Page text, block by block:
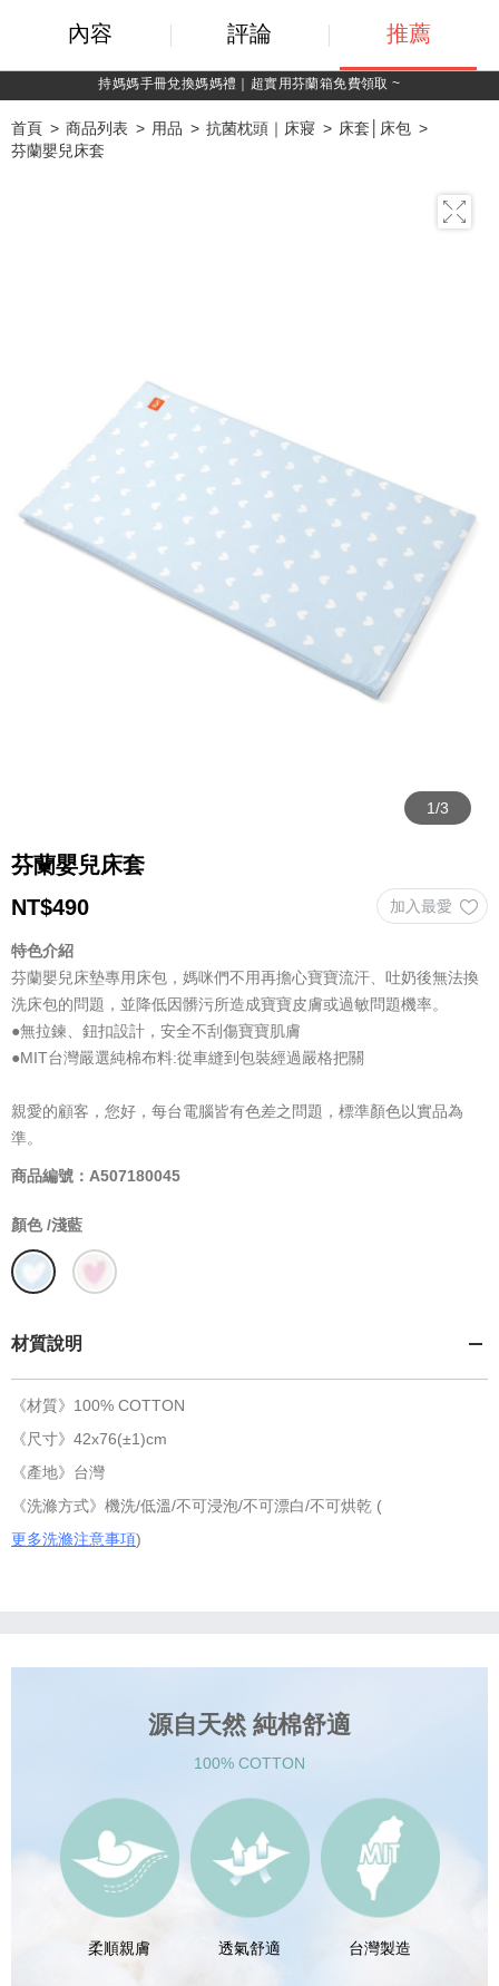
｜超實用芬蘭箱免費領取 ~
首頁 商品列表 用品 抗菌枕頭｜床寢
床套│床包
芬蘭嬰兒床套
芬蘭嬰兒床套
NT$490
特色介紹
芬蘭嬰兒床墊專用床包，媽咪們不用再擔心寶寶流汗、吐奶後無法換
洗床包的問題，並降低因髒污所造成寶寶皮膚或過敏問題機率。
●無拉鍊、鈕扣設計，安全不刮傷寶寶肌膚
●MIT台灣嚴選純棉布料:從車縫到包裝經過嚴格把關
親愛的顧客，您好，每台電腦皆有色差之問題，標準顏色以實品為
準。
商品編號：A507180045
顏色 /淺藍
材質說明
《材質》100% COTTON
《尺寸》42x76(±1)cm
《產地》台灣
《洗滌方式》機洗/低溫/不可浸泡/不可漂白/不可烘乾 (
更多洗滌注意事項)
內容 評論 推薦
源自天然 純棉舒適
100% COTTON
柔順親膚 透氣舒適 台灣製造